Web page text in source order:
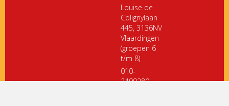
Louise de
Colignylaan
445, 3136NV
Vlaardingen
(groepen 6
t/m 8)
010-
2499280